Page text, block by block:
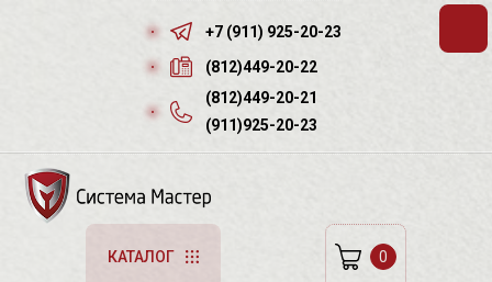
+7 (911) 925-20-23
(812)449-20-22
(812)449-20-21
(911)925-20-23
КАТАЛОГ 0